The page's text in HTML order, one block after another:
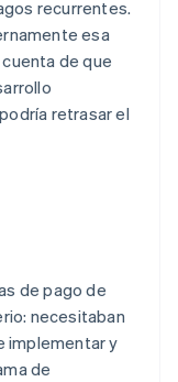
recurrentes.
esa
de que
retrasar el
de pago de
necesitaban
implementar y
de